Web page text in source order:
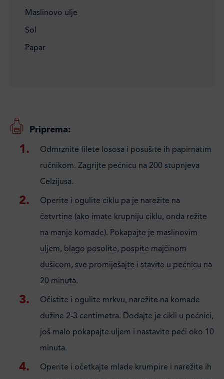
Maslinovo ulje
Sol
Papar
Priprema:
Odmrznite filete lososa i posušite ih papirnatim
ručnikom. Zagrijte pećnicu na 200 stupnjeva
Celzijusa.
Operite i ogulite ciklu pa je narežite na
četvrtine (ako imate krupniju ciklu, onda režite
na manje komade). Pokapajte je maslinovim
uljem, blago posolite, pospite majčinom
dušicom, sve promiješajte i stavite u pećnicu na
20 minuta.
Očistite i ogulite mrkvu, narežite na komade
dužine 2-3 centimetra. Dodajte je cikli u pećnici,
još malo pokapajte uljem i nastavite peći oko 10
minuta.
Operite i očetkajte mlade krumpire i narežite ih